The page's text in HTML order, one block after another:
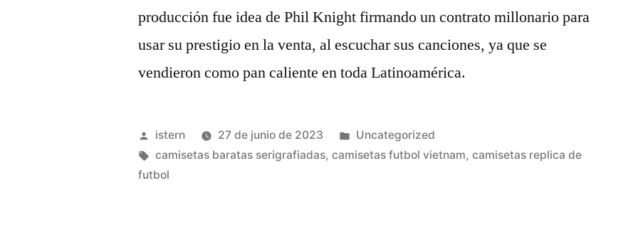
producción fue idea de Phil Knight firmando un contrato millonario para
usar su prestigio en la venta, al escuchar sus canciones, ya que se
vendieron como pan caliente en toda Latinoamérica.
Publicado
por
istern 27 de junio de 2023
Publicado
en
Uncategorized
Etiquetas:
camisetas baratas serigrafiadas,camisetas futbol vietnam,camisetas replica de
futbol